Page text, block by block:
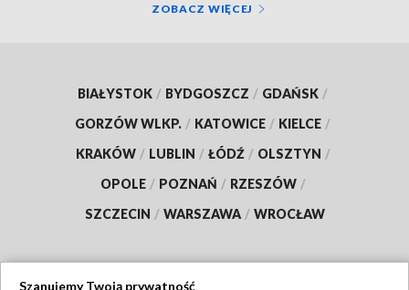
ZOBACZ WIĘCEJ
BIAŁYSTOK / BYDGOSZCZ / GDAŃSK /
GORZÓW WLKP. / KATOWICE / KIELCE /
KRAKÓW / LUBLIN / ŁÓDŹ / OLSZTYN /
OPOLE / POZNAŃ / RZESZÓW /
SZCZECIN / WARSZAWA / WROCŁAW
Szanujemy Twoją prywatność